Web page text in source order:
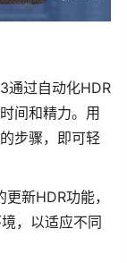
通过自动化HDR
间和精力。用
步骤，即可轻
新HDR功能，
，以适应不同